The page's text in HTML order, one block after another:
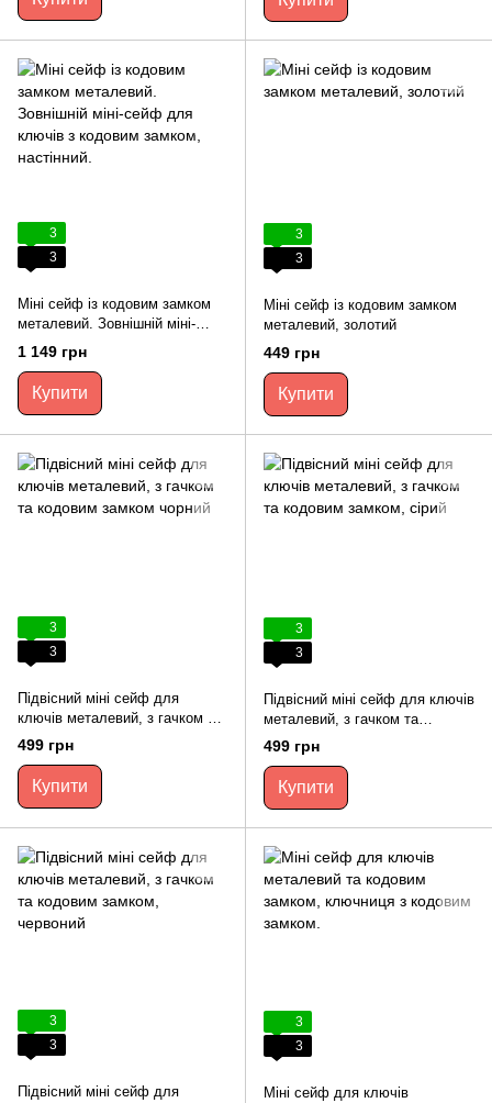
3
3
Міні сейф із кодовим замком
металевий. Зовнішній міні-
сейф для ключів з кодовим
замком, настінний.
1 149 грн
Купити
3
3
Міні сейф із кодовим замком
металевий, золотий
449 грн
Купити
3
3
Підвісний міні сейф для
ключів металевий, з гачком та
кодовим замком чорний
499 грн
Купити
3
3
Підвісний міні сейф для ключів
металевий, з гачком та
кодовим замком, сірий
499 грн
Купити
3
3
Підвісний міні сейф для
3
3
Міні сейф для ключів